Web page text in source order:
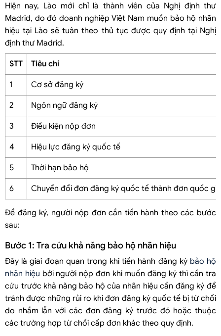
Hiện nay, Lào mới chỉ là thành viên của Nghị định thư
Madrid, do đó doanh nghiệp Việt Nam muốn bảo hộ nhãn
hiệu tại Lào sẽ tuân theo thủ tục được quy định tại Nghị
định thư Madrid.
STT Tiêu chí
1 Cơ sở đăng ký
2 Ngôn ngữ đăng ký
3 Điều kiện nộp đơn
4 Hiệu lực đăng ký quốc tế
5 Thời hạn bảo hộ
6 Chuyển đổi đơn đăng ký quốc tế thành đơn quốc gia
Để đăng ký, người nộp đơn cần tiến hành theo các bước
sau:
Bước 1: Tra cứu khả năng bảo hộ nhãn hiệu
Đây là giai đoạn quan trọng khi tiến hành đăng ký bảo hộ
nhãn hiệu bởi người nộp đơn khi muốn đăng ký thì cần tra
cứu trước khả năng bảo hộ của nhãn hiệu cần đăng ký để
tránh được những rủi ro khi đơn đăng ký quốc tế bị từ chối
do nhầm lẫn với các đơn đăng ký trước đó hoặc thuộc
các trường hợp từ chối cấp đơn khác theo quy định.